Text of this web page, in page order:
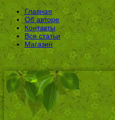
Главная
Об авторе
Контакты
Все статьи
Магазин